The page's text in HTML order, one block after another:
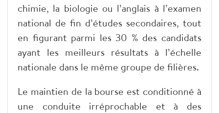
chimie, la biologie ou l’anglais à l’examen
national de fin d’études secondaires, tout
en figurant parmi les 30 % des candidats
ayant les meilleurs résultats à l’échelle
nationale dans le même groupe de filières.
Le maintien de la bourse est conditionné à
une conduite irréprochable et à des